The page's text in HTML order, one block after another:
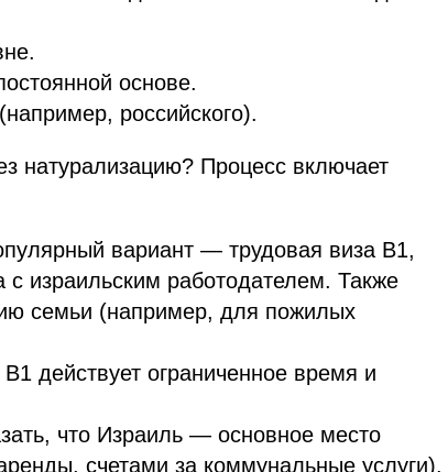
основе.
российского).
натурализацию? Процесс включает
вариант — трудовая виза B1,
израильским работодателем. Также
семьи (например, для пожилых
действует ограниченное время и
что Израиль — основное место
счетами за коммунальные услуги).